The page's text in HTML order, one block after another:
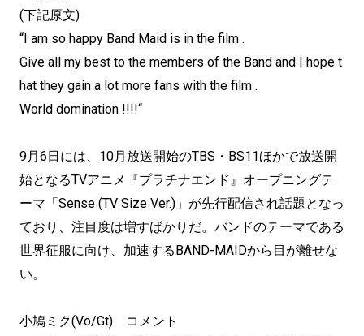
(下記原文)
“I am so happy Band Maid is in the film .
Give all my best to the members of the Band and I hope t
hat they gain a lot more fans with the film .
World domination !!!!“
9月6日には、10月放送開始のTBS・BS11ほかで放送開
始となるTVアニメ『プラチナエンド』オープニングテ
ーマ「Sense (TV Size Ver.)」が先行配信され話題となっ
ており、注目度は増すばかりだ。バンドのテーマである
世界征服に向け、加速するBAND-MAIDから目が離せな
い。
小鳩ミク(Vo/Gt) コメント